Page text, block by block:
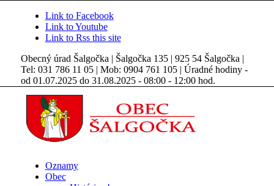
Link to Facebook
Link to Youtube
Link to Rss this site
Obecný úrad Šalgočka | Šalgočka 135 | 925 54 Šalgočka |
Tel: 031 786 11 05 | Mob: 0904 761 105 | Úradné hodiny -
od 01.07.2025 do 31.08.2025 - 08:00 - 12:00 hod.
Oznamy
Obec